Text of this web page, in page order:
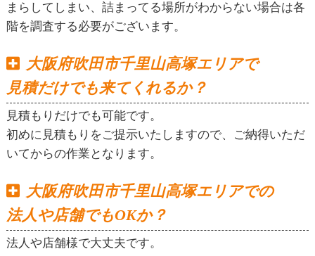
まらしてしまい、詰まってる場所がわからない場合は各
階を調査する必要がございます。
大阪府吹田市千里山高塚エリアで
見積だけでも来てくれるか？
見積もりだけでも可能です。
初めに見積もりをご提示いたしますので、ご納得いただ
いてからの作業となります。
大阪府吹田市千里山高塚エリアでの
法人や店舗でもOKか？
法人や店舗様で大丈夫です。